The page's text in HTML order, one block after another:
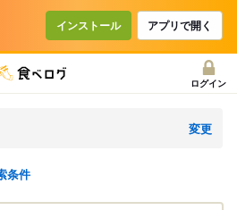
インストール アプリで開く
ログイン
変更
条件